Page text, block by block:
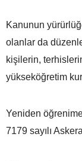
Kanunun
olanlar da
kişilerin,
yükseköğretim
Yeniden
7179 sayılı